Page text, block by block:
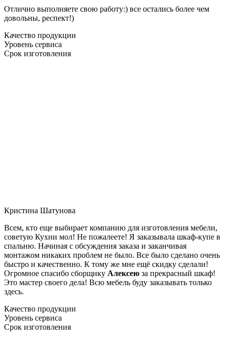
Отлично выполняете свою работу:) все остались более чем
довольны, респект!)
Качество продукции
Уровень сервиса
Срок изготовления
Кристина Шатунова
Всем, кто еще выбирает компанию для изготовления мебели,
советую Кухни мол! Не пожалеете! Я заказывала шкаф-купе в
спальню. Начиная с обсуждения заказа и заканчивая
монтажом никаких проблем не было. Все было сделано очень
быстро и качественно. К тому же мне ещё скидку сделали!
Огромное спасибо сборщику Алексею за прекрасный шкаф!
Это мастер своего дела! Всю мебель буду заказывать только
здесь.
Качество продукции
Уровень сервиса
Срок изготовления